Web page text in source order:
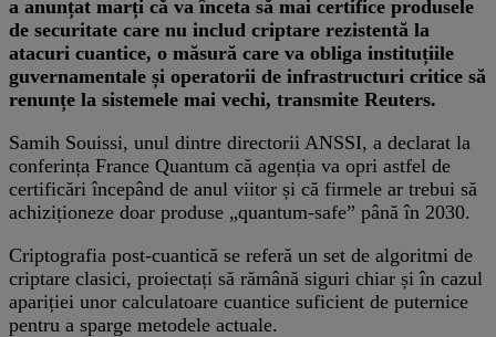
a anunțat marți că va înceta să mai certifice produsele
de securitate care nu includ criptare rezistentă la
atacuri cuantice, o măsură care va obliga instituțiile
guvernamentale și operatorii de infrastructuri critice să
renunțe la sistemele mai vechi, transmite Reuters.
Samih Souissi, unul dintre directorii ANSSI, a declarat la
conferința France Quantum că agenția va opri astfel de
certificări începând de anul viitor și că firmele ar trebui să
achiziționeze doar produse „quantum-safe” până în 2030.
Criptografia post-cuantică se referă un set de algoritmi de
criptare clasici, proiectați să rămână siguri chiar și în cazul
apariției unor calculatoare cuantice suficient de puternice
pentru a sparge metodele actuale.